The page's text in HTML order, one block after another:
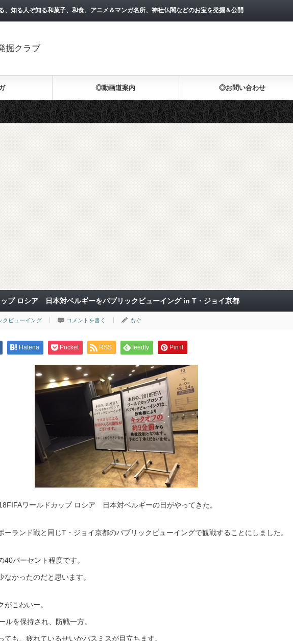
、知る人ぞ知る和菓子、和食、アニメ＆マンガ名所、神社仏閣などのお宝を発掘＆公開
掘クラブ
◎動画道案内 ◎お問い合わせ
プ ロシア 日本対ベルギーをパブリックビューイング in T・ジョイ京都
クビューイング コメントを書く もぐ
Hatena Pocket RSS feedly Pin it
ワールドカップ ロシア 日本対ベルギーの日がやってきた。
ーランド戦と同じT・ジョイ京都のパブリックビューイングで観戦することにしました。
パーセント程度です。
かったのだと思います。
こわいー。
ルを保持され、防戦一方。
ても、疲れているせいかパスミスが目立ちます。